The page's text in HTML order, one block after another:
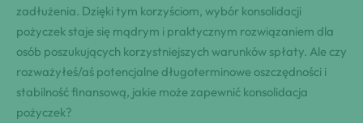
zadłużenia. Dzięki tym korzyściom, wybór konsolidacji
pożyczek staje się mądrym i praktycznym rozwiązaniem dla
osób poszukujących korzystniejszych warunków spłaty. Ale czy
rozważyłeś/aś potencjalne długoterminowe oszczędności i
stabilność finansową, jakie może zapewnić konsolidacja
pożyczek?